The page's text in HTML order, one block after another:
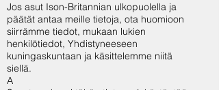
Jos asut Ison-Britannian ulkopuolella ja
päätät antaa meille tietoja, ota huomioon
siirrämme tiedot, mukaan lukien
henkilötiedot, Yhdistyneeseen
kuningaskuntaan ja käsittelemme niitä
siellä.
A